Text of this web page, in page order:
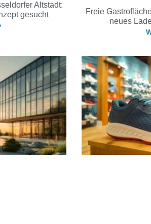
Altstadt:
gesucht
Freie
neues